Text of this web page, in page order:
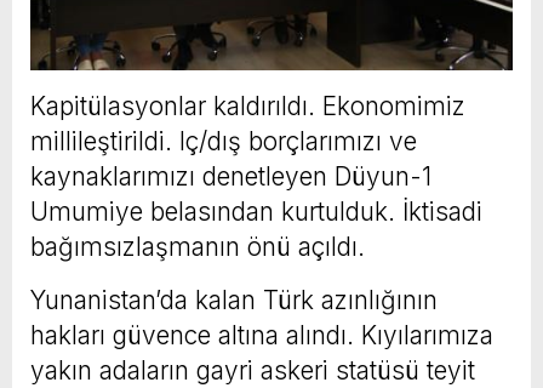
Kapitülasyonlar kaldırıldı. Ekonomimiz
millileştirildi. Iç/dış borçlarımızı ve
kaynaklarımızı denetleyen Düyun-1
Umumiye belasından kurtulduk. İktisadi
bağımsızlaşmanın önü açıldı.
Yunanistan’da kalan Türk azınlığının
hakları güvence altına alındı. Kıyılarımıza
yakın adaların gayri askeri statüsü teyit